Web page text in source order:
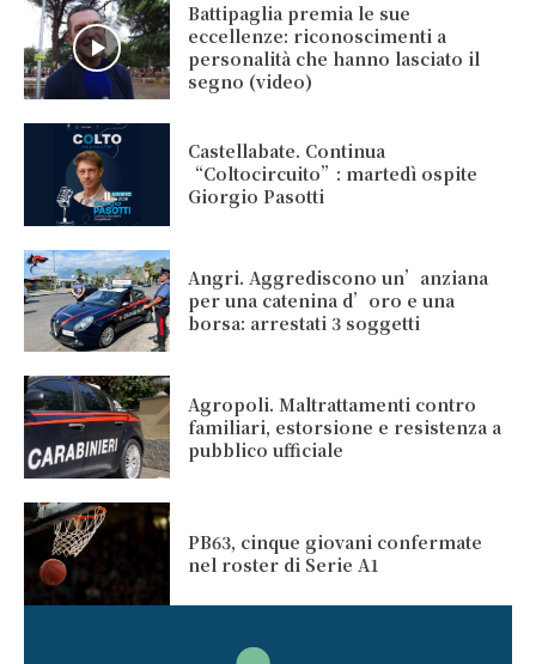
Battipaglia premia le sue
eccellenze: riconoscimenti a
personalità che hanno lasciato il
segno (video)
Castellabate. Continua
“Coltocircuito”: martedì ospite
Giorgio Pasotti
Angri. Aggrediscono un’anziana
per una catenina d’oro e una
borsa: arrestati 3 soggetti
Agropoli. Maltrattamenti contro
familiari, estorsione e resistenza a
pubblico ufficiale
PB63, cinque giovani confermate
nel roster di Serie A1